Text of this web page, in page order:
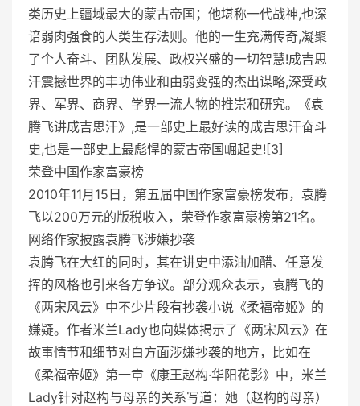
类历史上疆域最大的蒙古帝国；他堪称一代战神,也深
谙弱肉强食的人类生存法则。他的一生充满传奇,凝聚
了个人奋斗、团队发展、政权兴盛的一切智慧!成吉思
汗震撼世界的丰功伟业和由弱变强的杰出谋略,深受政
界、军界、商界、学界一流人物的推崇和研究。《袁
腾飞讲成吉思汗》,是一部史上最好读的成吉思汗奋斗
史,也是一部史上最彪悍的蒙古帝国崛起史![3]
荣登中国作家富豪榜
2010年11月15日，第五届中国作家富豪榜发布，袁腾
飞以200万元的版税收入，荣登作家富豪榜第21名。
网络作家披露袁腾飞涉嫌抄袭
袁腾飞在大红的同时，其在讲史中添油加醋、任意发
挥的风格也引来各方争议。部分观众表示，袁腾飞的
《两宋风云》中不少片段有抄袭小说《柔福帝姬》的
嫌疑。作者米兰Lady也向媒体揭示了《两宋风云》在
故事情节和细节对白方面涉嫌抄袭的地方，比如在
《柔福帝姬》第一章《康王赵构·华阳花影》中，米兰
Lady针对赵构与母亲的关系写道：她（赵构的母亲）